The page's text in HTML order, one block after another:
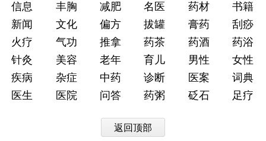
信息
丰胸 减肥 名医 药材
书籍
新闻
文化 偏方 拔罐 膏药
刮痧
火疗
气功 推拿 药茶 药酒
药浴
针灸
美容 老年 育儿 男性
女性
疾病
杂症 中药 诊断 医案
词典
医生
医院 问答 药粥 砭石 足疗
返回顶部